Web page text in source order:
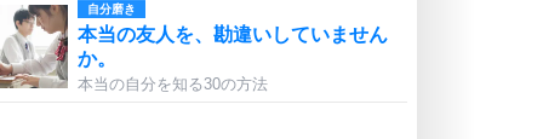
自分磨き
本当の友人を、勘違いしていません
か。
本当の自分を知る30の方法